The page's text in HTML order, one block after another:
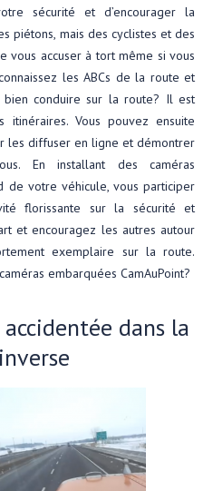
sécurité et d’encourager la
piétons, mais des cyclistes et des
vous accuser à tort même si vous
les ABCs de la route et
conduire sur la route? Il est
itinéraires. Vous pouvez ensuite
les diffuser en ligne et démontrer
En installant des caméras
de votre véhicule, vous participer
florissante sur la sécurité et
et encouragez les autres autour
exemplaire sur la route.
embarquées CamAuPoint?
dans la